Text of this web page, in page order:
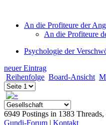
An die Profiteure der
An die Profiteure
Psychologie der
neuer Eintrag
Reihenfolge Board-Ansicht
6949 Postings in 1383
Gundi-Forum | Kontakt